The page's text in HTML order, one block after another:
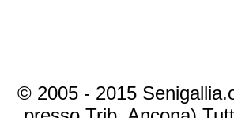
© 2005 - 2015